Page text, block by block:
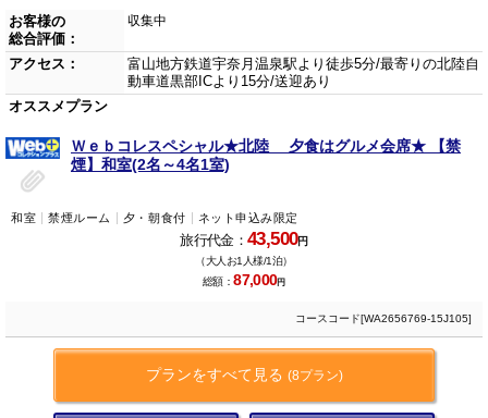
お客様の
総合評価：
収集中
アクセス：
富山地方鉄道宇奈月温泉駅より徒歩5分/最寄りの北陸自
動車道黒部ICより15分/送迎あり
オススメプラン
Ｗｅｂコレスペシャル★北陸 夕食はグルメ会席★ 【禁
煙】和室(2名～4名1室)
和室 禁煙ルーム 夕・朝食付 ネット申込み限定
旅行代金：43,500円
（大人お1人様/1泊）
総額：87,000円
コースコード[WA2656769-15J105]
プランをすべて見る (8プラン)